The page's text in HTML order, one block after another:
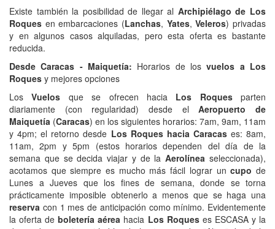
Existe también la posibilidad de llegar al Archipiélago de Los
Roques en embarcaciones (Lanchas, Yates,Veleros) privadas
y en algunos casos alquiladas, pero esta oferta es bastante
reducida.
Desde Caracas - Maiquetía: Horarios de los vuelos a Los
Roques y mejores opciones
LosVuelos que se ofrecen hacia Los Roquesparten
diariamente (con regularidad) desde elAeropuerto de
Maiquetía (Caracas) en los siguientes horarios: 7am, 9am, 11am
y 4pm; el retorno desde Los Roques hacia Caracases: 8am,
11am, 2pm y 5pm (estos horarios dependen del día de la
semana que se decida viajar y de laAerolínea seleccionada),
acotamos que siempre es mucho más fácil lograr uncupo de
Lunes a Jueves que los fines de semana, donde se torna
prácticamente imposible obtenerlo a menos que se haga una
reserva con 1 mes de anticipación como mínimo. Evidentemente
la oferta deboletería aérea hacia Los Roqueses ESCASA y la